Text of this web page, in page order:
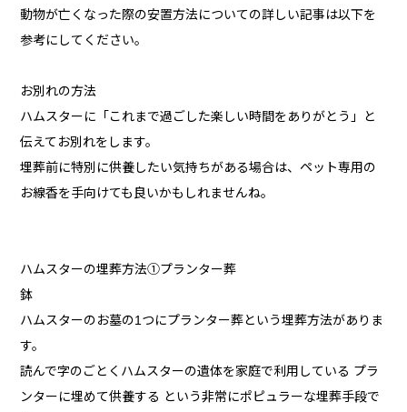
動物が亡くなった際の安置方法についての詳しい記事は以下を
参考にしてください。
お別れの方法
ハムスターに「これまで過ごした楽しい時間をありがとう」と
伝えてお別れをします。
埋葬前に特別に供養したい気持ちがある場合は、ペット専用の
お線香を手向けても良いかもしれませんね。
ハムスターの埋葬方法①プランター葬
鉢
ハムスターのお墓の1つにプランター葬という埋葬方法がありま
す。
読んで字のごとくハムスターの遺体を家庭で利用している プラ
ンターに埋めて供養する という非常にポピュラーな埋葬手段で